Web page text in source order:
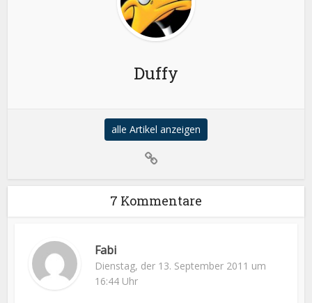
Duffy
alle Artikel anzeigen
7 Kommentare
Fabi
Dienstag, der 13. September 2011 um
16:44 Uhr